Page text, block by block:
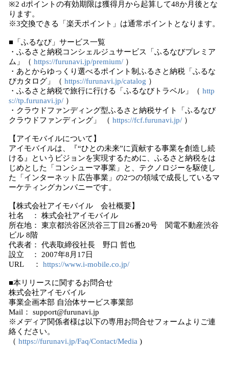
※2 dポイントの有効期限は獲得月から起算して48か月後とな
ります。
※3交換できる「楽天ポイント」は通常ポイントとなります。
■「ふるなび」サービス一覧
・ふるさと納税コンシェルジュサービス「ふるなびプレミア
ム」（ https://furunavi.jp/premium/ ）
・あとからゆっくり選べるポイント制ふるさと納税「ふるな
びカタログ」（ https://furunavi.jp/catalog ）
・ふるさと納税で旅行に行ける「ふるなびトラベル」（ http
s://tp.furunavi.jp/ ）
・クラウドファンディング型ふるさと納税サイト「ふるなび
クラウドファンディング」 （ https://fcf.furunavi.jp/ ）
【アイモバイルについて】
アイモバイルは、『“ひとの未来”に貢献する事業を創造し続
ける』というビジョンを実現するために、ふるさと納税をは
じめとした「コンシューマ事業」と、テクノロジーを駆使し
た「インターネット広告事業」の2つの領域で成長しているマ
ーケティングカンパニーです。
【株式会社アイモバイル 会社概要】
社名 ： 株式会社アイモバイル
所在地： 東京都渋谷区渋谷三丁目26番20号 関電不動産渋谷
ビル 8階
代表者： 代表取締役社長 野口 哲也
設立 ： 2007年8月17日
URL ： https://www.i-mobile.co.jp/
■本リリースに関するお問合せ
株式会社アイモバイル
事業企画本部 自治体サービス事業部
Mail： support@furunavi.jp
※メディア関係者様は以下の専用お問合せフォームよりご連
絡ください。
（ https://furunavi.jp/Faq/Contact/Media )